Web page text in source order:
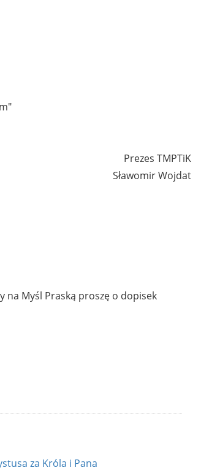
Prezes TMPTiK
Sławomir Wojdat
na Myśl Praską proszę o dopisek
za Króla i Pana